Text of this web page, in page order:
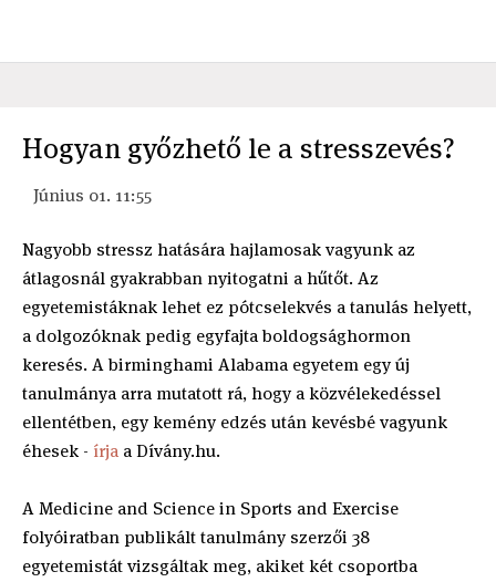
Hogyan győzhető le a stresszevés?
Június 01. 11:55
Nagyobb stressz hatására hajlamosak vagyunk az
átlagosnál gyakrabban nyitogatni a hűtőt. Az
egyetemistáknak lehet ez pótcselekvés a tanulás helyett,
a dolgozóknak pedig egyfajta boldogsághormon
keresés. A birminghami Alabama egyetem egy új
tanulmánya arra mutatott rá, hogy a közvélekedéssel
ellentétben, egy kemény edzés után kevésbé vagyunk
éhesek - írja a Dívány.hu.
A Medicine and Science in Sports and Exercise
folyóiratban publikált tanulmány szerzői 38
egyetemistát vizsgáltak meg, akiket két csoportba